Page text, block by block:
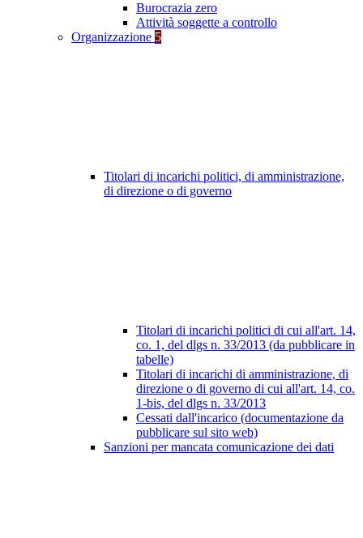
Burocrazia zero
Attività soggette a controllo
Organizzazione 5
Titolari di incarichi politici, di amministrazione,
di direzione o di governo
Titolari di incarichi politici di cui all'art. 14,
co. 1, del dlgs n. 33/2013 (da pubblicare in
tabelle)
Titolari di incarichi di amministrazione, di
direzione o di governo di cui all'art. 14, co.
1-bis, del dlgs n. 33/2013
Cessati dall'incarico (documentazione da
pubblicare sul sito web)
Sanzioni per mancata comunicazione dei dati